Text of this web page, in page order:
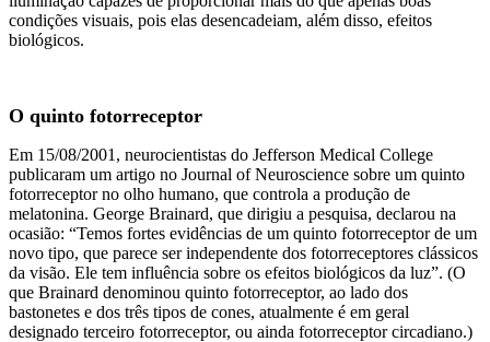
condições visuais, pois elas desencadeiam, além disso, efeitos
biológicos.
O quinto fotorreceptor
Em 15/08/2001, neurocientistas do Jefferson Medical College
publicaram um artigo no Journal of Neuroscience sobre um quinto
fotorreceptor no olho humano, que controla a produção de
melatonina. George Brainard, que dirigiu a pesquisa, declarou na
ocasião: “Temos fortes evidências de um quinto fotorreceptor de um
novo tipo, que parece ser independente dos fotorreceptores clássicos
da visão. Ele tem influência sobre os efeitos biológicos da luz”. (O
que Brainard denominou quinto fotorreceptor, ao lado dos
bastonetes e dos três tipos de cones, atualmente é em geral
designado terceiro fotorreceptor, ou ainda fotorreceptor circadiano.)